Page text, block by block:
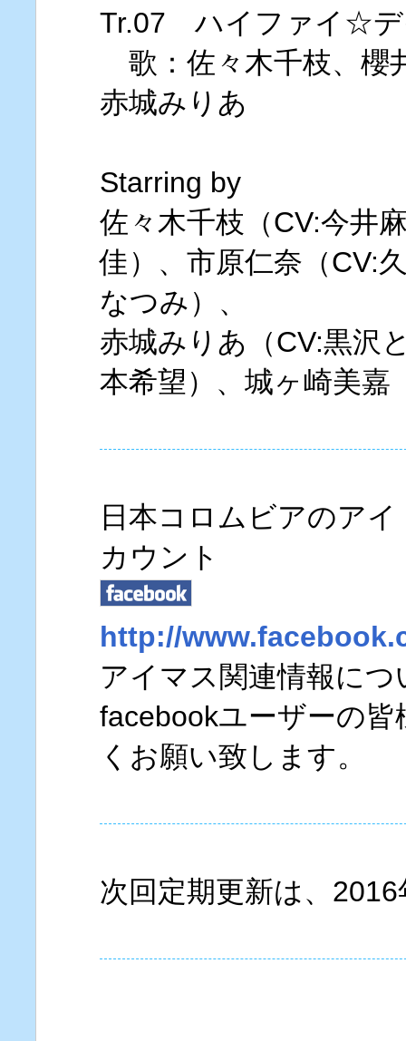
Tr.07 ハイファイ☆デ
歌：佐々木千枝、櫻
赤城みりあ
Starring by
佐々木千枝（CV:今井
佳）、市原仁奈（CV:
なつみ）、
赤城みりあ（CV:黒沢
本希望）、城ヶ崎美嘉
日本コロムビアのア
カウント
http://
アイマス関連情報に
facebookユーザーの
くお願い致します。
次回定期更新は、